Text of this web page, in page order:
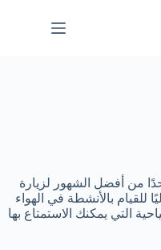
من أفضل الشهور لزيارة
للقيام بالأنشطة في الهواء
التي يمكنك الاستمتاع بها